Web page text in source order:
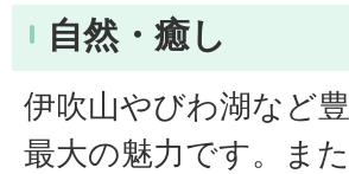
自然・癒し
伊吹山やびわ湖など
最大の魅力です。ま